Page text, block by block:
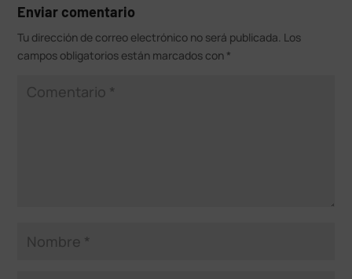
Enviar comentario
Tu dirección de correo electrónico no será publicada. Los
campos obligatorios están marcados con *